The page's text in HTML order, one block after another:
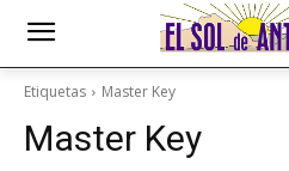
Etiquetas Master Key
Master Key